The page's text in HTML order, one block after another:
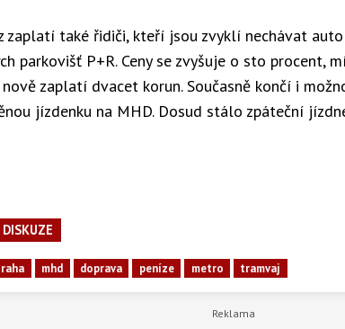
zaplatí také řidiči, kteří jsou zvyklí nechávat
parkovišť P+R. Ceny se zvyšuje o sto procent,
zaplatí dvacet korun. Současně končí i
jízdenku na MHD. Dosud stálo zpáteční
DISKUZE
mhd doprava peníze metro tramvaj